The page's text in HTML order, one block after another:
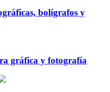
bolígrafos y
gráfica y fotografía